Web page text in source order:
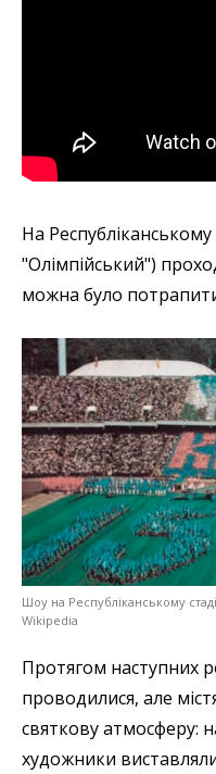
На Республіканському
"Олімпійський")
можна було
Шоу на Республіканському
Wikipedia
Протягом наступних
проводилися, але
святкову атмосферу:
художники